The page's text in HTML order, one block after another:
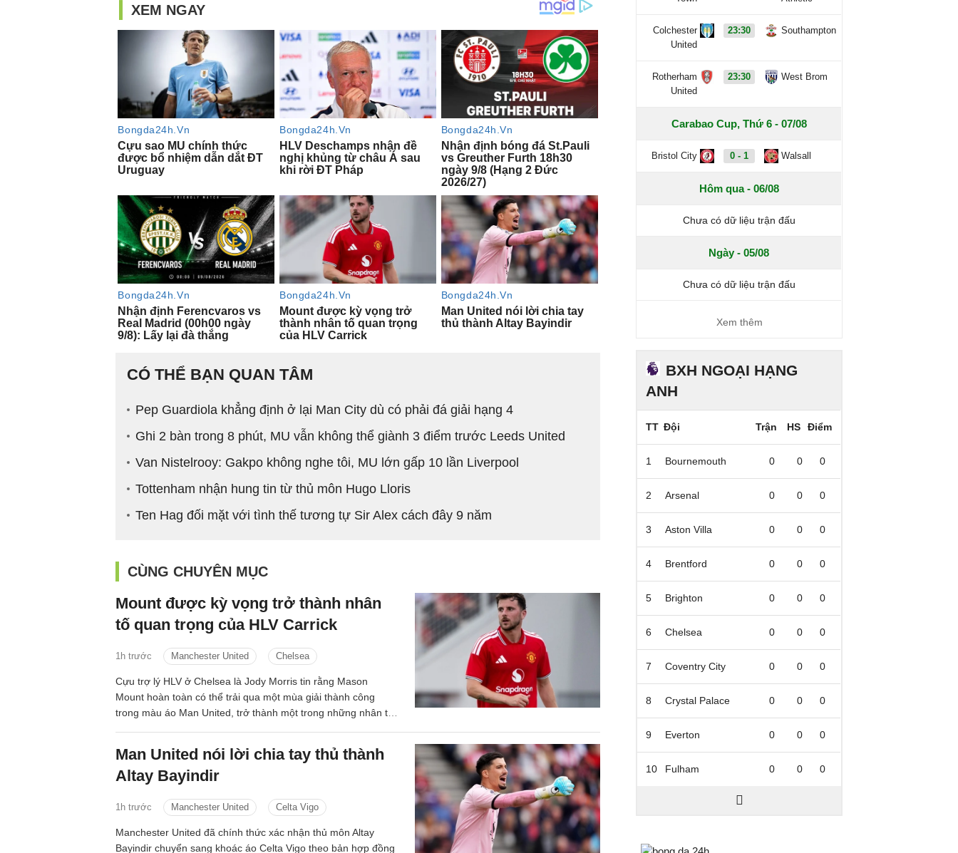
CÓ THỂ BẠN QUAN TÂM
Pep Guardiola khẳng định ở lại Man City dù có phải đá giải hạng 4
Ghi 2 bàn trong 8 phút, MU vẫn không thể giành 3 điểm trước Leeds United
Van Nistelrooy: Gakpo không nghe tôi, MU lớn gấp 10 lần Liverpool
Tottenham nhận hung tin từ thủ môn Hugo Lloris
Ten Hag đối mặt với tình thế tương tự Sir Alex cách đây 9 năm
CÙNG CHUYÊN MỤC
Mount được kỳ vọng trở thành nhân
tố quan trọng của HLV Carrick
1h trước Manchester United Chelsea
Cựu trợ lý HLV ở Chelsea là Jody Morris tin rằng Mason
Mount hoàn toàn có thể trải qua một mùa giải thành công
trong màu áo Man United, trở thành một trong những nhân tố
Man United nói lời chia tay thủ thành
Altay Bayindir
1h trước Manchester United Celta Vigo
Manchester United đã chính thức xác nhận thủ môn Altay
Bayindir chuyển sang khoác áo Celta Vigo theo bản hợp đồng
Colchester
United
23:30 Southampton
Rotherham
United
23:30 West Brom
Carabao Cup, Thứ 6 - 07/08
Bristol City 0 - 1 Walsall
Hôm qua - 06/08
Chưa có dữ liệu trận đấu
Ngày - 05/08
Chưa có dữ liệu trận đấu
Xem thêm
BXH NGOẠI HẠNG
ANH
TT Đội Trận HS Điểm
1 Bournemouth 0 0 0
2 Arsenal 0 0 0
3 Aston Villa 0 0 0
4 Brentford 0 0 0
5 Brighton 0 0 0
6 Chelsea 0 0 0
7 Coventry City 0 0 0
8 Crystal Palace 0 0 0
9 Everton 0 0 0
10 Fulham 0 0 0